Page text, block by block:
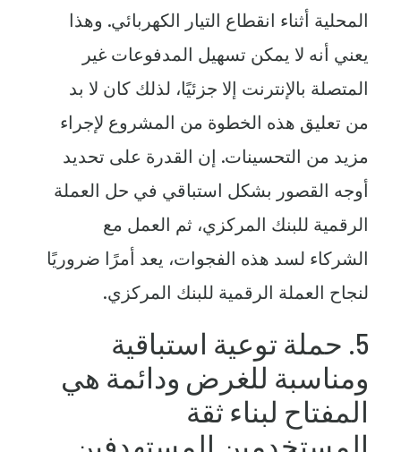
المحلية أثناء انقطاع التيار الكهربائي. وهذا
يعني أنه لا يمكن تسهيل المدفوعات غير
المتصلة بالإنترنت إلا جزئيًا، لذلك كان لا بد
من تعليق هذه الخطوة من المشروع لإجراء
مزيد من التحسينات. إن القدرة على تحديد
أوجه القصور بشكل استباقي في حل العملة
الرقمية للبنك المركزي، ثم العمل مع
الشركاء لسد هذه الفجوات، يعد أمرًا ضروريًا
لنجاح العملة الرقمية للبنك المركزي.
5. حملة توعية استباقية
ومناسبة للغرض ودائمة هي
المفتاح لبناء ثقة